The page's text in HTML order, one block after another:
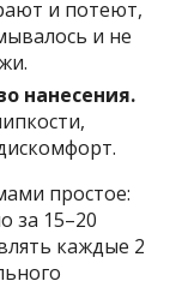
и потеют,
и не
нанесения.
простое:
за 15–20
каждые 2